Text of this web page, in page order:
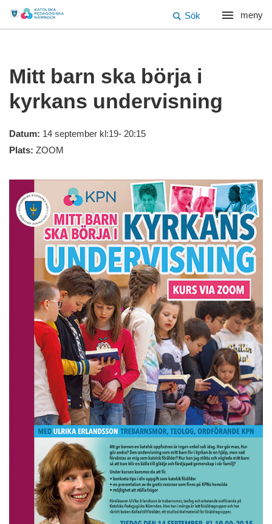
meny
Sök
Mitt barn ska börja i
kyrkans undervisning
Datum: 14 september kl:19- 20:15
Plats: ZOOM